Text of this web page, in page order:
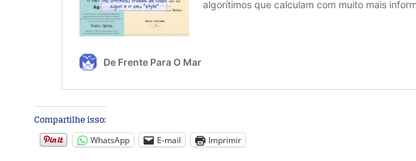
Compartilhe isso:
WhatsApp E-mail Imprimir